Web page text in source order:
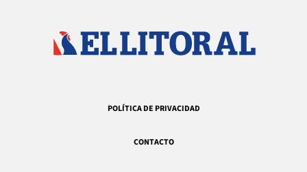
POLÍTICA DE PRIVACIDAD
CONTACTO